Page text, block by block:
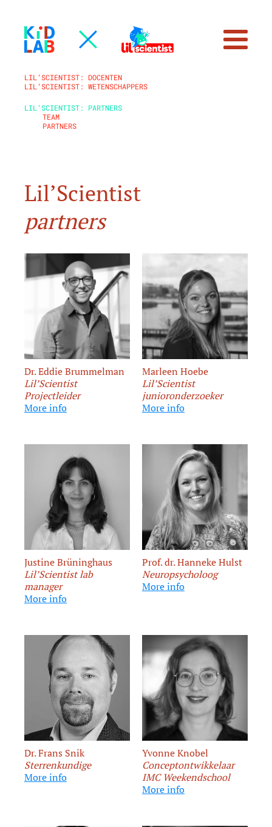
LIL’SCIENTIST: DOCENTEN
LIL’SCIENTIST: WETENSCHAPPERS
LIL’SCIENTIST: PARTNERS
TEAM
PARTNERS
Lil’Scientist
partners
Dr. Eddie Brummelman
Lil’Scientist
Projectleider
More info
Marleen Hoebe
Lil’Scientist
junioronderzoeker
More info
Justine Brüninghaus
Lil’Scientist lab
manager
More info
Prof. dr. Hanneke Hulst
Neuropsycholoog
More info
Dr. Frans Snik
Sterrenkundige
More info
Yvonne Knobel
Conceptontwikkelaar
IMC Weekendschool
More info